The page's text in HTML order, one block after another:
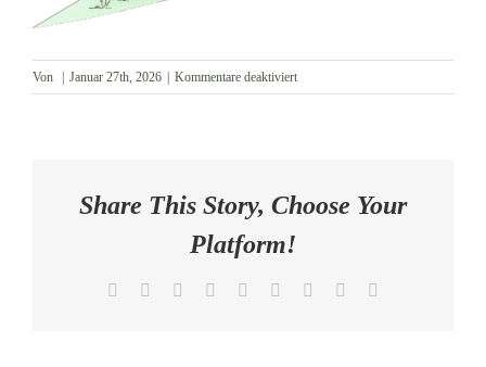
AKTUELLES
Von Januar 27th, 2026 Kommentare deaktiviertfür
Ansicht
Share This Story, Choose Your
Platform!
Facebook Reddit LinkedInWhatsApp
TumblrPinterest